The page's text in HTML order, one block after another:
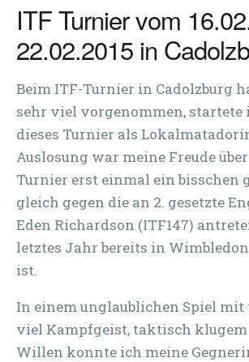
ITF Turnier vom
22.02.2015 in
Beim ITF-Turnier in Cadolzburg
sehr viel vorgenommen, startete
dieses Turnier als
Auslosung war meine Freude
Turnier erst einmal ein bisschen
gleich gegen die an 2. gesetzte
Eden Richardson (ITF147)
letztes Jahr bereits in
ist.
In einem unglaublichen Spiel
viel Kampfgeist, taktisch klugem
Willen konnte ich meine